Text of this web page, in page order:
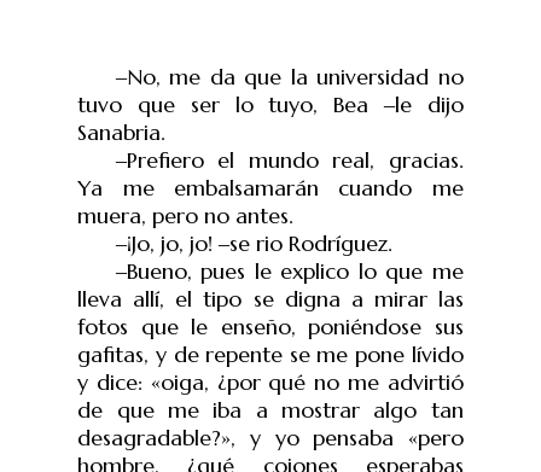
‒No, me da que la universidad no
tuvo que ser lo tuyo, Bea‒le dijo
Sanabria.
‒Prefiero el mundo real, gracias.
Ya me embalsamarán cuando me
muera, pero no antes.
‒¡Jo, jo, jo!‒se rio Rodríguez.
‒Bueno, pues le explico lo que me
lleva allí, el tipo se digna a mirar las
fotos que le enseño, poniéndose sus
gafitas, y de repente se me pone lívido
y dice: «oiga, ¿por qué no me advirtió
de que me iba a mostrar algo tan
desagradable?», y yo pensaba «pero
hombre, ¿qué cojones esperabas